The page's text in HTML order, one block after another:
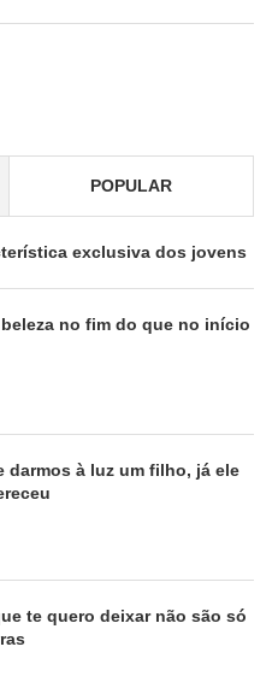
POPULAR
exclusiva dos jovens
beleza no fim do que no início
darmos à luz um filho, já ele
te quero deixar não são só